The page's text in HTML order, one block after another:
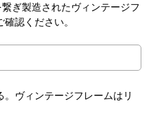
ぎ製造されたヴィンテージフ
認ください。
ヴィンテージフレームはリ